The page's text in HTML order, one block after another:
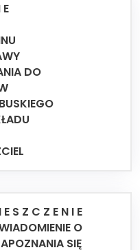
DO
S Z C Z E N I E
O
SIĘ